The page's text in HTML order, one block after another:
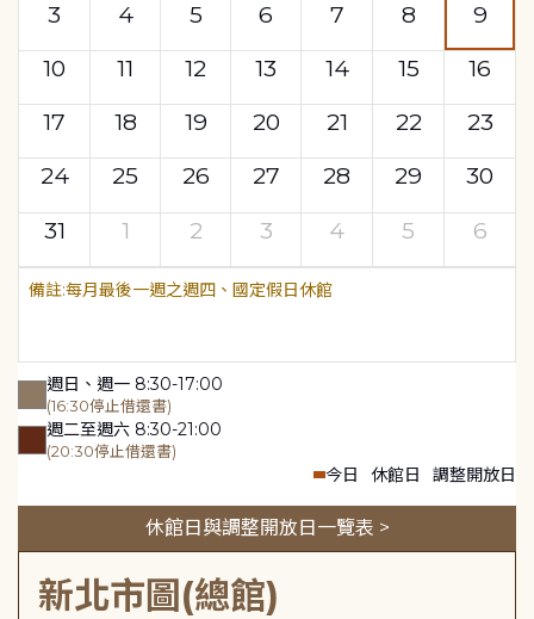
3
4 5 6 7 8
9
10
11 12 13 14 15
16
17
18 19 20 21 22
23
24
25 26 27 28 29
30
31
1 2 3 4 5 6
每月最後一週之週四、國定假日休館
週日、週一 8:30-17:00
(16:30停止借還書)
週二至週六 8:30-21:00
(20:30停止借還書)
今日 休館日 調整開放日
休館日與調整開放日一覽表 >
新北市圖(總館)